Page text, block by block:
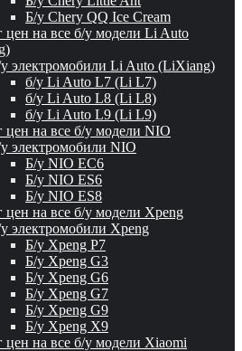
Б/у Chery QQ Ice Cream
цен на все б/у модели Li Auto
электромобили Li Auto (LiXiang)
б/у Li Auto L7 (Li L7)
б/у Li Auto L8 (Li L8)
б/у Li Auto L9 (Li L9)
цен на все б/у модели NIO
электромобили NIO
Б/у NIO EC6
Б/у NIO ES6
Б/у NIO ES8
цен на все б/у модели Xpeng
электромобили Xpeng
Б/у Xpeng P7
Б/у Xpeng G3
Б/у Xpeng G6
Б/у Xpeng G7
Б/у Xpeng G9
Б/у Xpeng X9
цен на все б/у модели Xiaomi